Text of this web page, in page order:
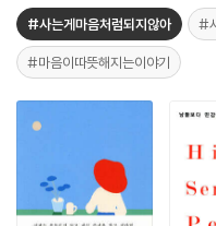
#사는게마음처럼되지않아 #
#마음이따뜻해지는이야기